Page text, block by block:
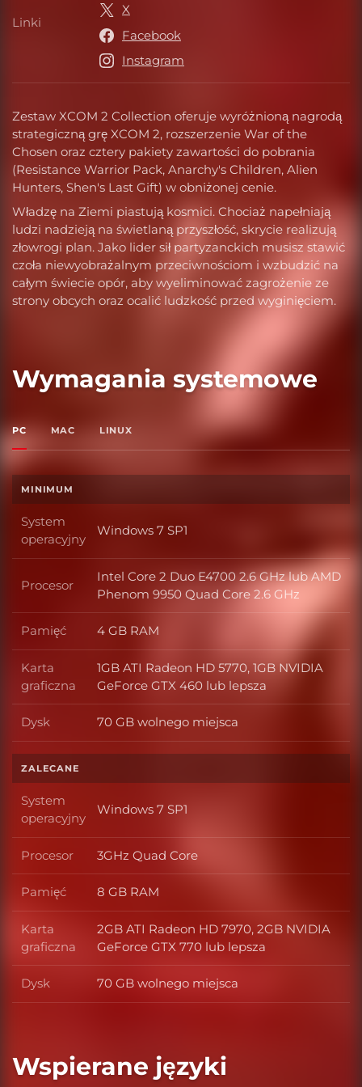
Zestaw XCOM 2 Collection oferuje wyróżnioną nagrodą
strategiczną grę XCOM 2, rozszerzenie War of the
Chosen oraz cztery pakiety zawartości do pobrania
(Resistance Warrior Pack, Anarchy's Children, Alien
Hunters, Shen's Last Gift) w obniżonej cenie.
Władzę na Ziemi piastują kosmici. Chociaż napełniają
ludzi nadzieją na świetlaną przyszłość, skrycie realizują
złowrogi plan. Jako lider sił partyzanckich musisz stawić
czoła niewyobrażalnym przeciwnościom i wzbudzić na
całym świecie opór, aby wyeliminować zagrożenie ze
strony obcych oraz ocalić ludzkość przed wyginięciem.
Linki Linki
X
Facebook
Instagram
Wymagania systemowe
PC MAC LINUX
MINIMUM
System
operacyjny
System operacyjny
Windows 7 SP1
Procesor Procesor
Intel Core 2 Duo E4700 2.6 GHz lub AMD
Phenom 9950 Quad Core 2.6 GHz
Pamięć Pamięć
4 GB RAM
Karta
graficzna
Karta graficzna
1GB ATI Radeon HD 5770, 1GB NVIDIA
GeForce GTX 460 lub lepsza
Dysk Dysk
70 GB wolnego miejsca
ZALECANE
System
operacyjny
System operacyjny
Windows 7 SP1
Procesor Procesor
3GHz Quad Core
Pamięć Pamięć
8 GB RAM
Karta
graficzna
Karta graficzna
2GB ATI Radeon HD 7970, 2GB NVIDIA
GeForce GTX 770 lub lepsza
Dysk Dysk
70 GB wolnego miejsca
Wspierane języki